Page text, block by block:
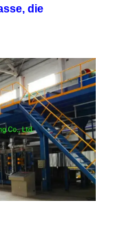
die